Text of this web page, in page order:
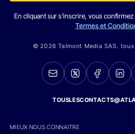
En cliquant sur s'inscrire, vous
Termes et
© 2026 Talmont Media SAS.
MIEUX NOUS CONNAITRE